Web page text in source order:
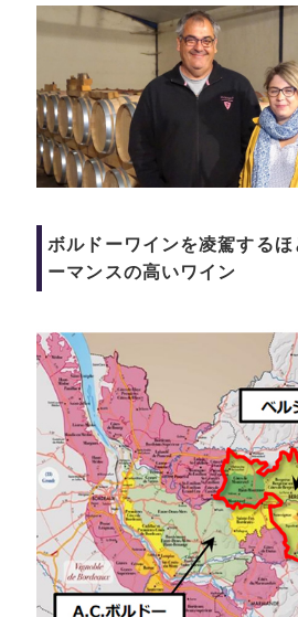
ボルドーワインを凌駕するほ
ーマンスの高いワイン